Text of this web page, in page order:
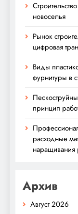
новоселья
Рынок
цифровая
Виды
фурнитуры в
принцип
расходные
Архив
Август 2026